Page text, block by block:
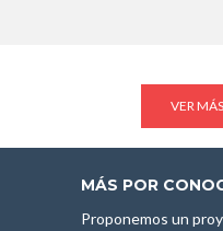
VER
MÁS POR
Proponemos un